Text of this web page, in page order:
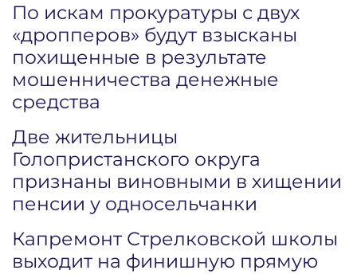
По искам прокуратуры с двух
«дропперов» будут взысканы
похищенные в результате
мошенничества денежные
средства
Две жительницы
Голопристанского округа
признаны виновными в хищении
пенсии у односельчанки
Капремонт Стрелковской школы
выходит на финишную прямую